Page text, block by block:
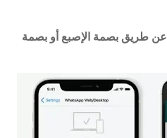
كيفية قفل WhatsApp Web عن طريق بصمة الإصبع أو بصمة